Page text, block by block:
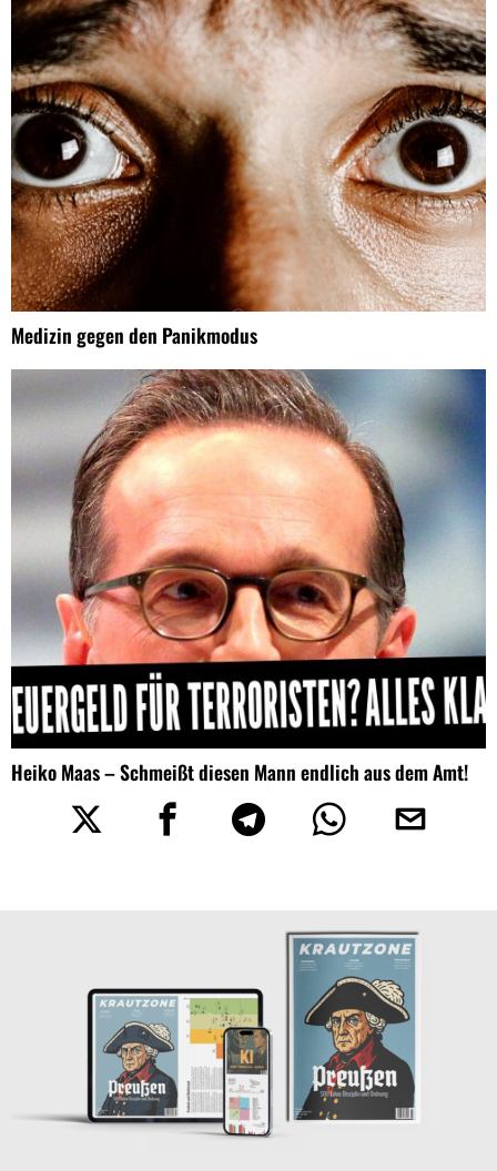
Medizin gegen den Panikmodus
Heiko Maas – Schmeißt diesen Mann endlich aus dem Amt!